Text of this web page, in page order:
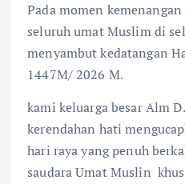
Pada momen
seluruh umat Muslim di
menyambut kedatangan
1447M/ 2026 M.
kami keluarga besar Alm
kerendahan hati
hari raya yang penuh
saudara Umat Muslin